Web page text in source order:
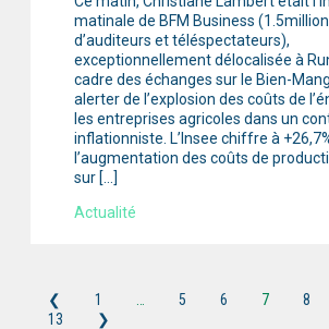
matinale de BFM Business
d’auditeurs et téléspectateurs),
exceptionnellement délocalisée à
cadre des échanges sur le Bien-
alerter de l’explosion des coûts de
les entreprises agricoles dans un
inflationniste. L’Insee chiffre à
l’augmentation des coûts de
sur […]
Actualité
❮ 1 5 6 7 8
13
❯